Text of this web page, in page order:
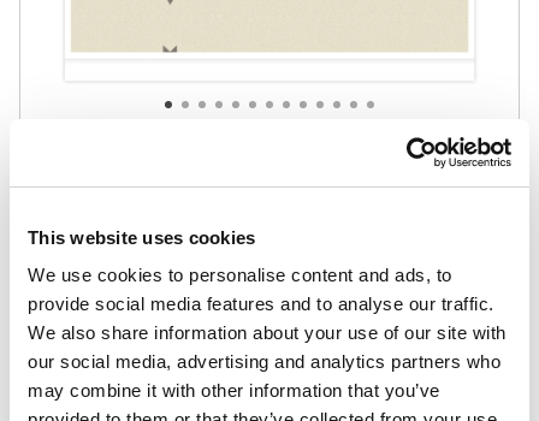
This website uses cookies
We use cookies to personalise content and ads, to
provide social media features and to analyse our traffic.
We also share information about your use of our site with
our social media, advertising and analytics partners who
may combine it with other information that you’ve
Abstrakt
29,90zł
25,42zł